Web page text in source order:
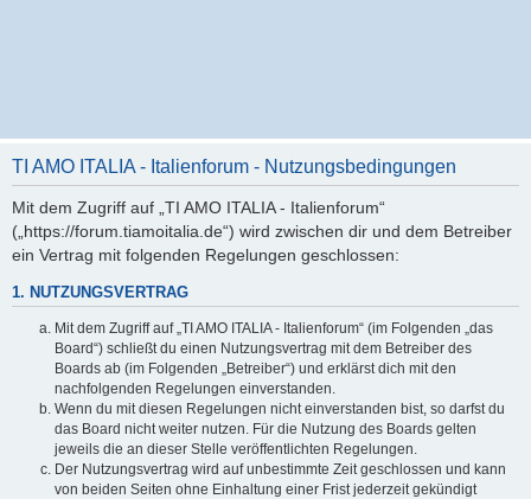
TI AMO ITALIA - Italienforum - Nutzungsbedingungen
Mit dem Zugriff auf „TI AMO ITALIA - Italienforum“
(„https://forum.tiamoitalia.de“) wird zwischen dir und dem Betreiber
ein Vertrag mit folgenden Regelungen geschlossen:
1. NUTZUNGSVERTRAG
Mit dem Zugriff auf „TI AMO ITALIA - Italienforum“ (im Folgenden „das
Board“) schließt du einen Nutzungsvertrag mit dem Betreiber des
Boards ab (im Folgenden „Betreiber“) und erklärst dich mit den
nachfolgenden Regelungen einverstanden.
Wenn du mit diesen Regelungen nicht einverstanden bist, so darfst du
das Board nicht weiter nutzen. Für die Nutzung des Boards gelten
jeweils die an dieser Stelle veröffentlichten Regelungen.
Der Nutzungsvertrag wird auf unbestimmte Zeit geschlossen und kann
von beiden Seiten ohne Einhaltung einer Frist jederzeit gekündigt